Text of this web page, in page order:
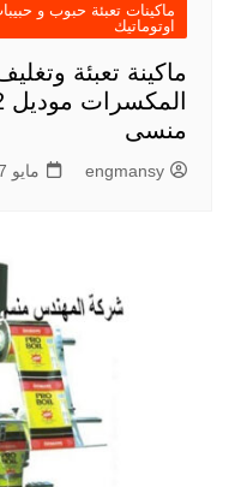
ماكينات تعبئة حبوب و
اوتوماتيك
ماكينة تعبئة
منسى
engmansy مايو 17, 2023